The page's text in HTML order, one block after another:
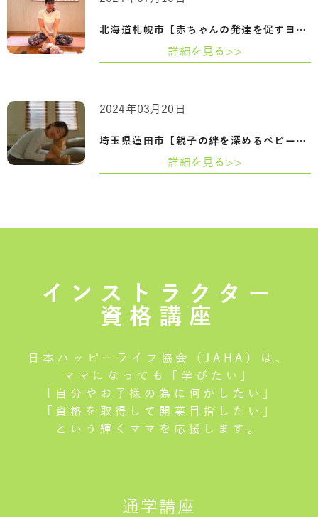
北海道札幌市【赤ちゃんの発達を促すヨガ…
詳細を見る>>
埼玉県蓮田市【親子の絆を深めるベビーヨ…
2024年03月20日
詳細を見る>>
インストラクター
資格講座
日本ハッピーライフ協会（JAHA）は、
ママになっても「学びたい」
「自分やお子様の為に何かしたい」
「資格を取得して開業目指したい」
という輝くママを応援します。
通学講座